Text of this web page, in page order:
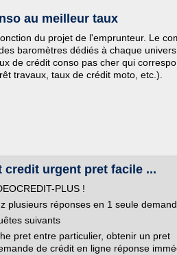
au meilleur taux
du projet de l'emprunteur. Le
baromètres dédiés à chaque
de crédit conso pas cher qui
travaux, taux de crédit moto, etc.).
credit urgent pret facile ...
PLUS !
plusieurs réponses en 1 seule
suivants
pret entre particulier, obtenir un pret
de crédit en ligne réponse